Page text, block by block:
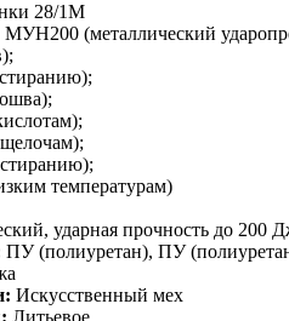
28/1М
МУН200 (металлический
температурам)
ударная прочность до 200
ПУ (полиуретан), ПУ
Искусственный мех